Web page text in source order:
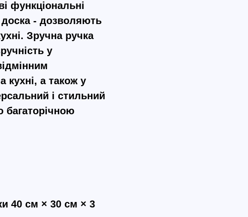
функціональні
доска - дозволяють
Зручна ручка
у
кухні, а також у
і стильний
багаторічною
40 см × 30 см × 3